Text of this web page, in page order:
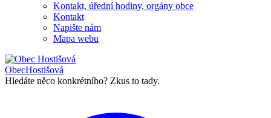
Kontakt, úřední hodiny, orgány obce
Kontakt
Napište nám
Mapa webu
ObecHostišová
Hledáte něco konkrétního? Zkus to tady.